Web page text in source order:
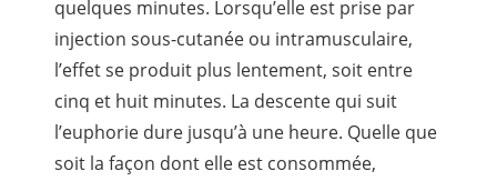
quelques minutes. Lorsqu’elle est prise par
injection sous-cutanée ou intramusculaire,
l’effet se produit plus lentement, soit entre
cinq et huit minutes. La descente qui suit
l’euphorie dure jusqu’à une heure. Quelle que
soit la façon dont elle est consommée,